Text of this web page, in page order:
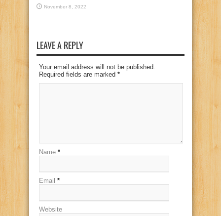
November 8, 2022
LEAVE A REPLY
Your email address will not be published.
Required fields are marked *
Name *
Email *
Website